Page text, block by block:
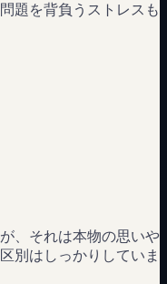
題を背負うストレスも
、それは本物の思いや
別はしっかりしていま